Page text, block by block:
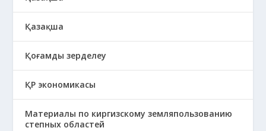
Қазақша
Қоғамды зерделеу
ҚР экономикасы
Материалы по киргизскому земляпользованию
степных областей